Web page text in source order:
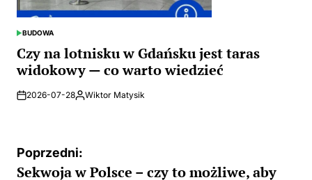
POSTED
IN
BUDOWA
Czy na lotnisku w Gdańsku jest taras
widokowy — co warto wiedzieć
2026-07-28Posted
Wiktor Matysik
Nawigacja
Poprzedni:
Sekwoja w Polsce – czy to możliwe, aby